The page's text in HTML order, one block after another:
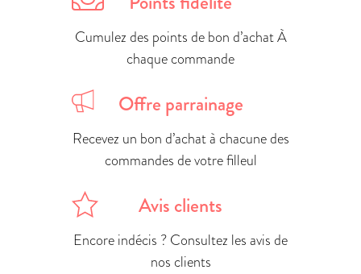
Cumulez des points de bon d’achat À
chaque commande
Offre parrainage
Recevez un bon d’achat à chacune des
commandes de votre filleul
Avis clients
Encore indécis ? Consultez les avis de
nos clients